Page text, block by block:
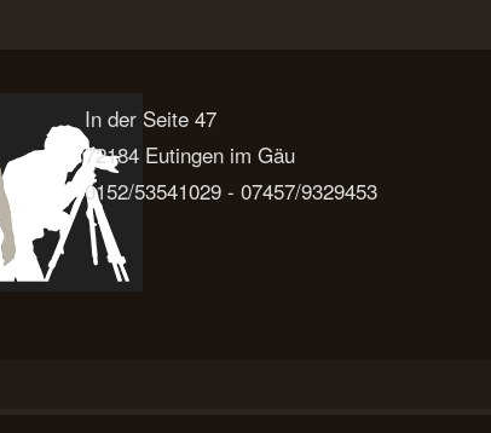
In der Seite 47
72184 Eutingen im Gäu
0152/53541029 - 07457/9329453